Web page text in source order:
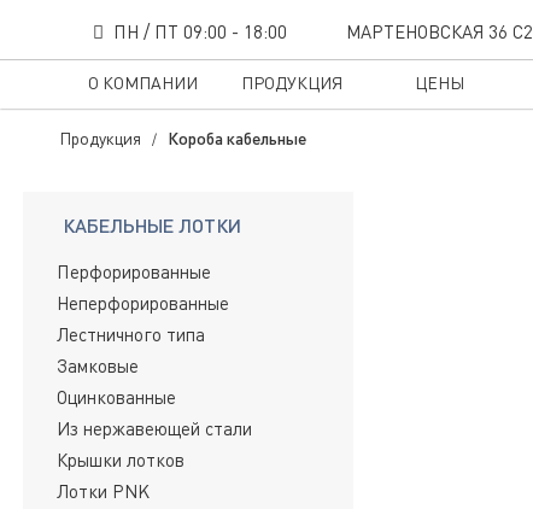
ПН / ПТ 09:00 - 18:00 МАРТЕНОВСКАЯ 36 С2
О КОМПАНИИ ПРОДУКЦИЯ ЦЕНЫ
Продукция Короба кабельные
КАБЕЛЬНЫЕ ЛОТКИ
Перфорированные
Неперфорированные
Лестничного типа
Замковые
Оцинкованные
Из нержавеющей стали
Крышки лотков
Лотки PNK